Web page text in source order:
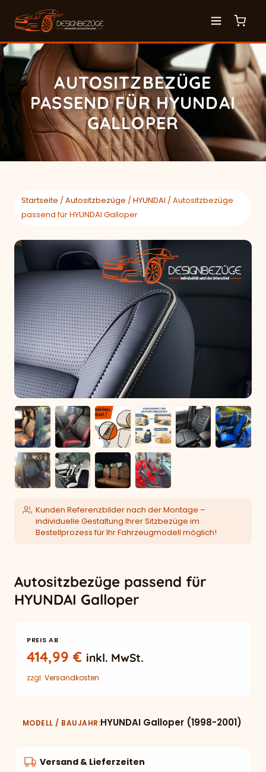
AUTOSITZBEZÜGE
PASSEND FÜR HYUNDAI
GALLOPER
Startseite /Autositzbezüge /HYUNDAI / Autositzbezüge
passend für HYUNDAI Galloper
Kunden Referenzbilder nach der Montage –
individuelle Gestaltung Ihrer Sitzbezüge im
Bestellprozess für Ihr Fahrzeugmodell möglich!
Autositzbezüge passend für
HYUNDAI Galloper
PREIS AB
414,99€ inkl. MwSt.
zzgl. Versandkosten
MODELL / BAUJAHR HYUNDAI Galloper (1998-2001)
Versand & Lieferzeiten